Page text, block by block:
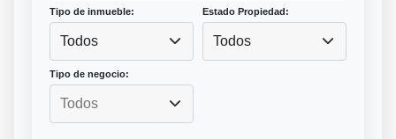
Tipo de inmueble:
Todos
Estado Propiedad:
Todos
Tipo de negocio: